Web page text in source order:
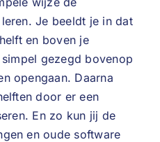
Je beeldt je in dat
en boven je
gezegd bovenop
opengaan. Daarna
door er een
En zo kun jij de
en oude software